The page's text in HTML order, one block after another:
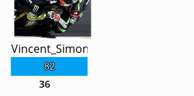
82
Vincent_Simon
36